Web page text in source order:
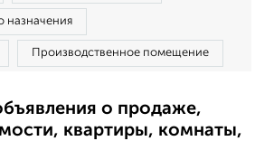
назначения
Производственное помещение
о продаже,
квартиры, комнаты,